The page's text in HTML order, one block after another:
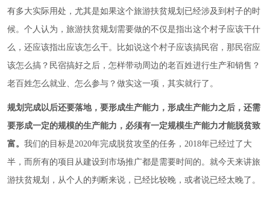
有多大实际用处，尤其是如果这个旅游扶贫规划已经涉及到村子的时
候。个人认为，旅游扶贫规划需要做的不仅是指出这个村子应该干什
么，还应该指出应该怎么干。比如说这个村子应该搞民宿，那民宿应
该怎么搞？民宿搞好之后，怎样带动周边的老百姓进行生产和销售？
老百姓怎么就业、怎么参与？做实这一项，其实就行了。
规划完成以后还要落地，要形成生产能力，形成生产能力之后，还需
要形成一定的规模的生产能力，必须有一定规模生产能力才能脱贫致
富。 我们的目标是2020年完成脱贫攻坚的任务，2018年已经过了大
半，而所有的项目从建设到市场推广都是需要时间的。就今天来讲旅
游扶贫规划，从个人的判断来说，已经比较晚，或者说已经太晚了。